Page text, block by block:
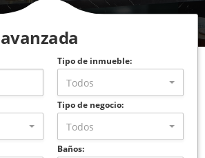
Tipo de inmueble:
Todos
Tipo de negocio:
Todos
Baños: